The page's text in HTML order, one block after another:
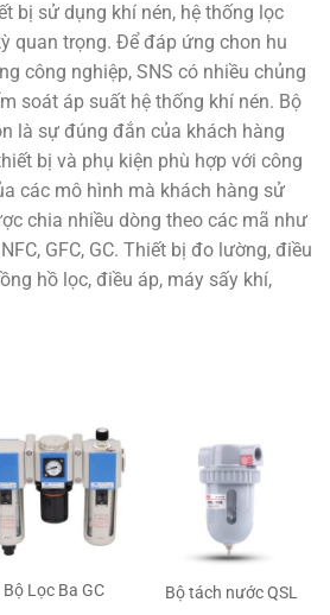
bị sử dụng khí nén, hệ thống lọc
quan trọng. Để đáp ứng chon hu
công nghiệp, SNS có nhiều chủng
soát áp suất hệ thống khí nén. Bộ
là sự đúng đắn của khách hàng
bị và phụ kiện phù hợp với công
các mô hình mà khách hàng sử
chia nhiều dòng theo các mã như
NFC, GFC, GC. Thiết bị đo lường, điều
hồ lọc, điều áp, máy sấy khí,
Bộ Lọc Ba GC Bộ tách nước QSL